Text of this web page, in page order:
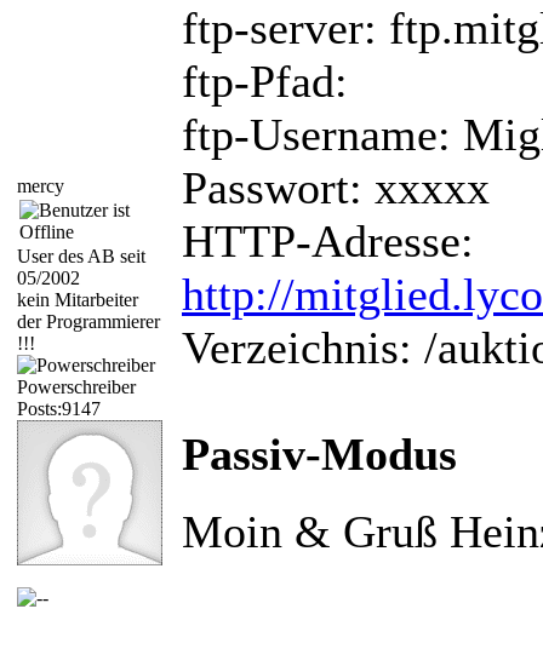
mercy
User des AB seit
05/2002
kein Mitarbeiter
der Programmierer
!!!
Powerschreiber
Posts:9147
ftp-server:
ftp-Pfad:
ftp-Username:
Passwort: xxxxx
HTTP-Adresse:
http://
Verzeichnis: /
Passiv-Modus
Moin & Gruß